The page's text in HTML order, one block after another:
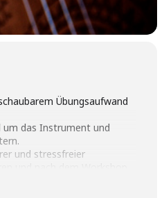
Übungsaufwand
um das Instrument und
und stressfreier